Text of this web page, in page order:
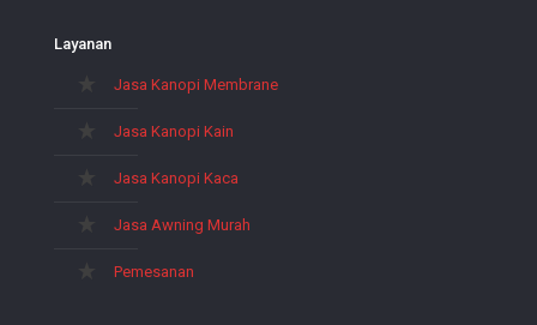
Layanan
Jasa Kanopi Membrane
Jasa Kanopi Kain
Jasa Kanopi Kaca
Jasa Awning Murah
Pemesanan